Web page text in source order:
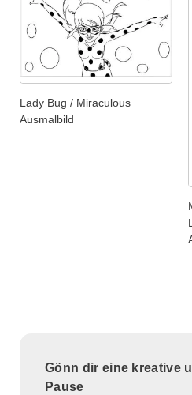
Lady Bug / Miraculous
Ausmalbild
Gönn dir eine kreative
Pause